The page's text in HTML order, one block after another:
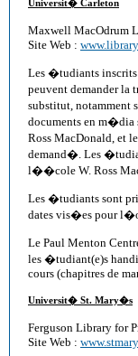
Universit� Carleton
Maxwell MacOdrum
Site Web :
Les �tudiants
peuvent demander la
substitut, notamment
documents en
Ross MacDonald, et
demand�. Les
l��cole W. Ross
Les �tudiants sont
dates vis�es pour
Le Paul Menton
les �tudiant(e)s
cours (chapitres de
Universit� St. Mary�s
Ferguson Library for
Site Web :